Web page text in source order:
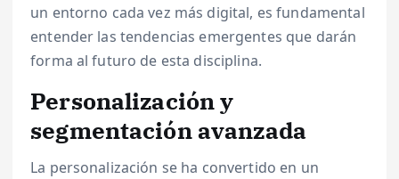
un entorno cada vez más digital, es fundamental
entender las tendencias emergentes que darán
forma al futuro de esta disciplina.
Personalización y
segmentación avanzada
La personalización se ha convertido en un